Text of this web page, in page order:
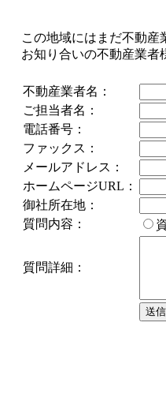
この地域にはまだ不動産
お知り合いの不動産業者
不動産業者名：
ご担当者名：
電話番号：
ファックス：
メールアドレス：
ホームページURL：
御社所在地：
質問内容：
質問詳細：